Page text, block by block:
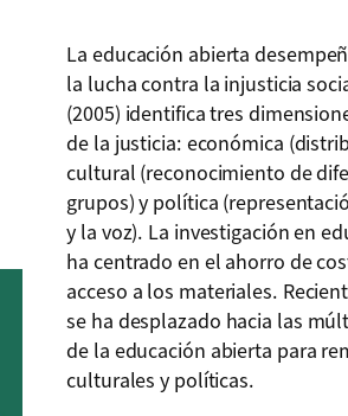
La educación abierta
la lucha contra la injusticia
(2005) identifica tres
de la justicia: económica
cultural (reconocimiento de
grupos) y política
y la voz). La investigación en
ha centrado en el ahorro de
acceso a los materiales.
se ha desplazado hacia las
de la educación abierta para
culturales y políticas.